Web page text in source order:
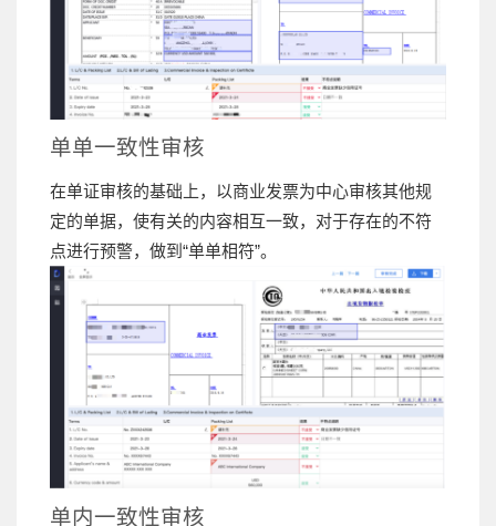
单单一致性审核
在单证审核的基础上，以商业发票为中心审核其他规
定的单据，使有关的内容相互一致，对于存在的不符
点进行预警，做到“单单相符”。
单内一致性审核